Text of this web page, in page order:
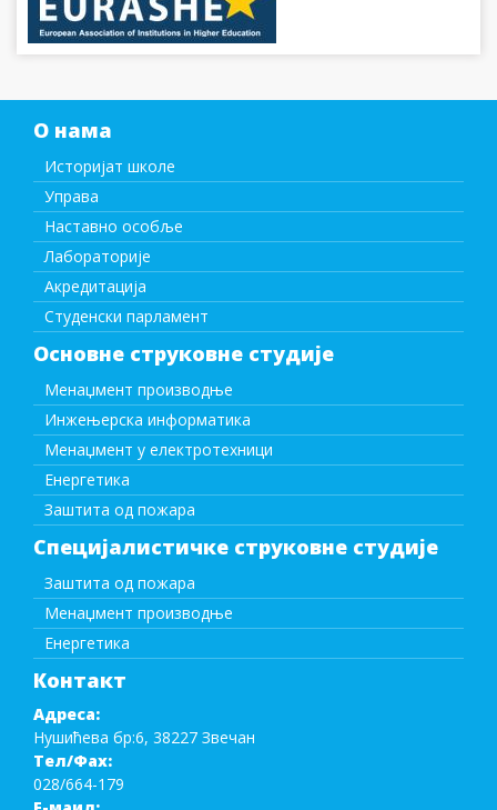
О нама
Историјат школе
Управа
Наставно особље
Лабораторије
Акредитација
Студенски парламент
Основне струковне студије
Менаџмент производње
Инжењерска информатика
Менаџмент у електротехници
Енергетика
Заштита од пожара
Специјалистичке струковне студије
Заштита од пожара
Менаџмент производње
Енергетика
Контакт
Адреса:
Нушићева бр:6, 38227 Звечан
Тел/Фаx:
028/664-179